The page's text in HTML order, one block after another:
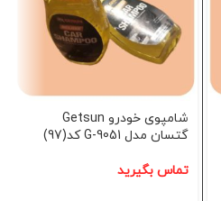
شامپوی خودرو Getsun
گتسان مدل G-9051 کد(97)
تماس بگیرید